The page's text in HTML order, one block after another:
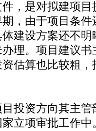
，是对拟建项
，由于项目条
建设方案还不
理。项目建议
估算也比较粗
资方向其主管
立项审批工作